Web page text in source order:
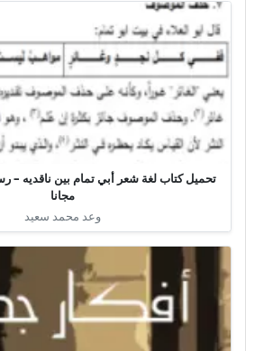
مجانا
وعد محمد سعيد